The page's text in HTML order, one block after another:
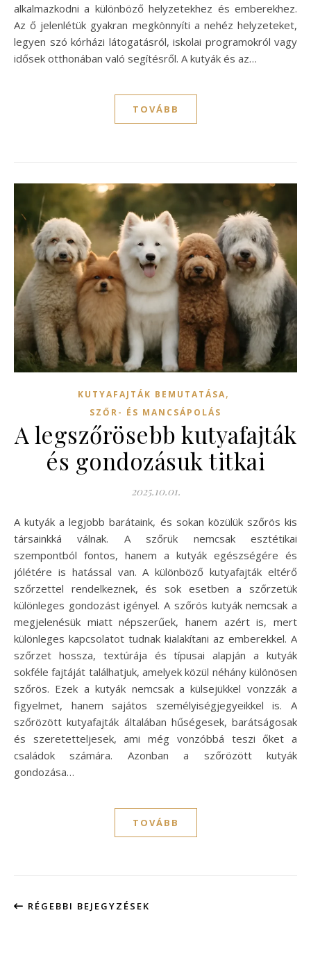
alkalmazkodni a különböző helyzetekhez és emberekhez.
Az ő jelenlétük gyakran megkönnyíti a nehéz helyzeteket,
legyen szó kórházi látogatásról, iskolai programokról vagy
idősek otthonában való segítésről. A kutyák és az…
TOVÁBB
KUTYAFAJTÁK BEMUTATÁSA,
SZŐR- ÉS MANCSÁPOLÁS
A legszőrösebb kutyafajták
és gondozásuk titkai
2025.10.01.
A kutyák a legjobb barátaink, és sokan közülük szőrös kis
társainkká válnak. A szőrük nemcsak esztétikai
szempontból fontos, hanem a kutyák egészségére és
jólétére is hatással van. A különböző kutyafajták eltérő
szőrzettel rendelkeznek, és sok esetben a szőrzetük
különleges gondozást igényel. A szőrös kutyák nemcsak a
megjelenésük miatt népszerűek, hanem azért is, mert
különleges kapcsolatot tudnak kialakítani az emberekkel. A
szőrzet hossza, textúrája és típusai alapján a kutyák
sokféle fajtáját találhatjuk, amelyek közül néhány különösen
szőrös. Ezek a kutyák nemcsak a külsejükkel vonzzák a
figyelmet, hanem sajátos személyiségjegyeikkel is. A
szőrözött kutyafajták általában hűségesek, barátságosak
és szeretetteljesek, ami még vonzóbbá teszi őket a
családok számára. Azonban a szőrözött kutyák
gondozása…
TOVÁBB
RÉGEBBI BEJEGYZÉSEK